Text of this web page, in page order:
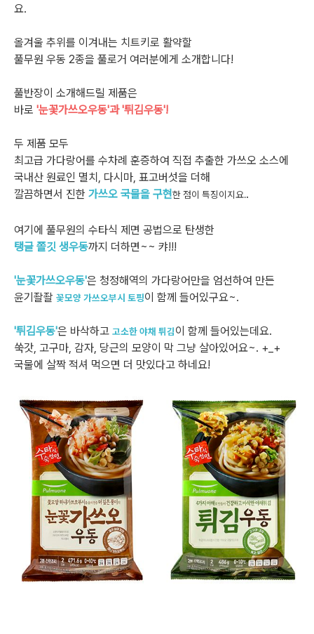
요.
올겨울 추위를 이겨내는 치트키로 활약할
풀무원 우동 2종을 풀로거 여러분에게 소개합니다!
풀반장이 소개해드릴 제품은
바로 '눈꽃가쓰오우동'과 '튀김우동'!
두 제품 모두
최고급 가다랑어를 수차례 훈증하여 직접 추출한 가쓰오 소스에
국내산 원료인 멸치, 다시마, 표고버섯을 더해
깔끔하면서 진한 가쓰오 국물을 구현한 점이 특징이지요..
여기에 풀무원의 수타식 제면 공법으로 탄생한
탱글 쫄깃 생우동까지 더하면~~ 캬!!!
'눈꽃가쓰오우동'은 청정해역의 가다랑어만을 엄선하여 만든
윤기좔좔 꽃모양 가쓰오부시 토핑이 함께 들어있구요~.
'튀김우동'은 바삭하고 고소한 야채 튀김이 함께 들어있는데요.
쑥갓, 고구마, 감자, 당근의 모양이 막 그냥 살아있어요~. +_+
국물에 살짝 적셔 먹으면 더 맛있다고 하네요!